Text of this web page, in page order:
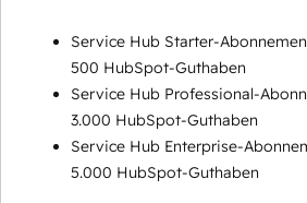
Service Hub Starter-
500 HubSpot-Guthaben
Service Hub Professional-
3.000 HubSpot-Guthaben
Service Hub Enterprise-
5.000 HubSpot-Guthaben